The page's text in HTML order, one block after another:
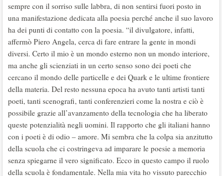
sempre con il sorriso sulle labbra, di non sentirsi fuori posto in
una manifestazione dedicata alla poesia perché anche il suo lavoro
ha dei punti di contatto con la poesia. “il divulgatore, infatti,
affermò Piero Angela, cerca di fare entrare la gente in mondi
diversi. Certo il mio è un mondo esterno non un mondo interiore,
ma anche gli scienziati in un certo senso sono dei poeti che
cercano il mondo delle particelle e dei Quark e le ultime frontiere
della materia. Del resto nessuna epoca ha avuto tanti artisti tanti
poeti, tanti scenografi, tanti conferenzieri come la nostra e ciò è
possibile grazie all’avanzamento della tecnologia che ha liberato
queste potenzialità negli uomini. Il rapporto che gli italiani hanno
con i poeti è di odio – amore. Mi sembra che la colpa sia anzitutto
della scuola che ci costringeva ad imparare le poesie a memoria
senza spiegarne il vero significato. Ecco in questo campo il ruolo
della scuola è fondamentale. Nella mia vita ho vissuto parecchio